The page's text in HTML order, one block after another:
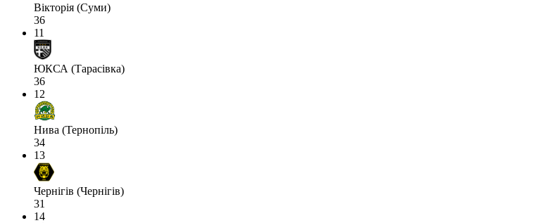
Вікторія (Суми)
36
11
ЮКСА (Тарасівка)
36
12
Нива (Тернопіль)
34
13
Чернігів (Чернігів)
31
14